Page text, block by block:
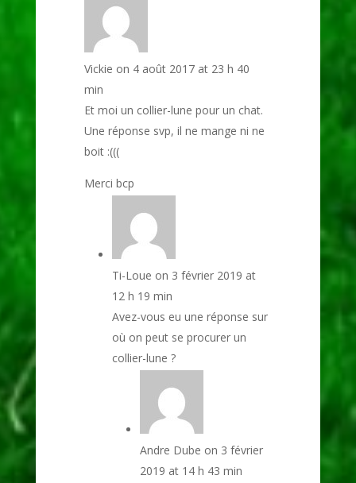
Vickie on 4 août 2017 at 23 h 40
min
Et moi un collier-lune pour un chat.
Une réponse svp, il ne mange ni ne
boit :(((
Merci bcp
Ti-Loue on 3 février 2019 at
12 h 19 min
Avez-vous eu une réponse sur
où on peut se procurer un
collier-lune ?
Andre Dube on 3 février
2019 at 14 h 43 min